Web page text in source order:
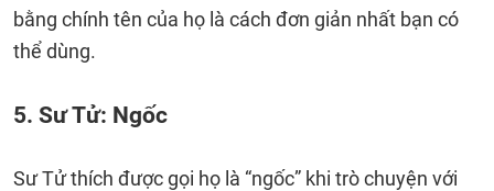
bằng chính tên của họ là cách đơn giản nhất bạn có
thể dùng.
5. Sư Tử: Ngốc
Sư Tử thích được gọi họ là “ngốc” khi trò chuyện với